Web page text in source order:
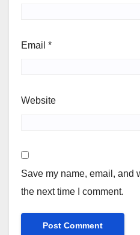
Email *
Website
Save my name, email, and
the next time I comment.